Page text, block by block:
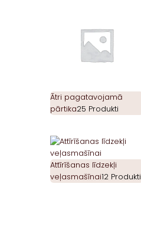
Ātri pagatavojamā
pārtika25 Produkti
Attīrīšanas līdzekļi
veļasmašīnai12 Produkti